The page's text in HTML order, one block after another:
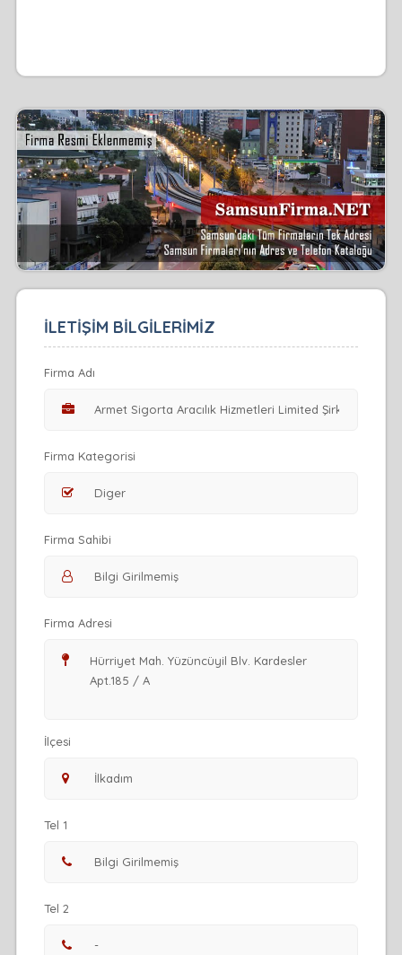
İLETİŞİM BİLGİLERİMİZ
Firma Adı
Firma Kategorisi
Firma Sahibi
Firma Adresi
İlçesi
Tel 1
Tel 2